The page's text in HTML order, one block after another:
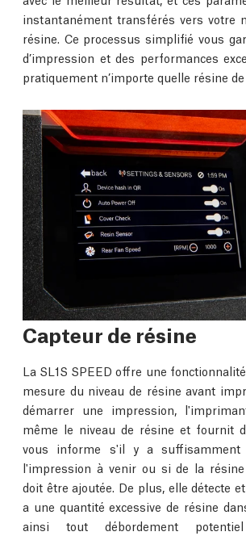
instantanément transférés vers votre
résine. Ce processus simplifié vous
d’impression et des performances
pratiquement n’importe quelle résine de
Capteur de résine
La SL1S SPEED offre une
mesure du niveau de résine avant
démarrer une impression,
même le niveau de résine et fournit
vous informe s'il y a
l'impression à venir ou si de la
doit être ajoutée. De plus, elle détecte
a une quantité excessive de résine
ainsi tout débordement